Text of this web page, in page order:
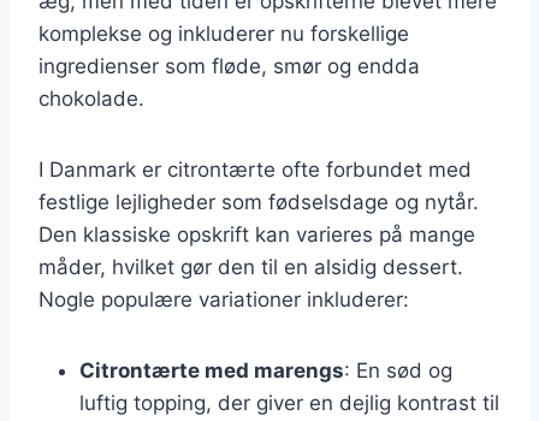
komplekse og inkluderer nu forskellige
ingredienser som fløde, smør og endda
chokolade.
I Danmark er citrontærte ofte forbundet med
festlige lejligheder som fødselsdage og nytår.
Den klassiske opskrift kan varieres på mange
måder, hvilket gør den til en alsidig dessert.
Nogle populære variationer inkluderer:
Citrontærte med marengs: En sød og
luftig topping, der giver en dejlig kontrast til